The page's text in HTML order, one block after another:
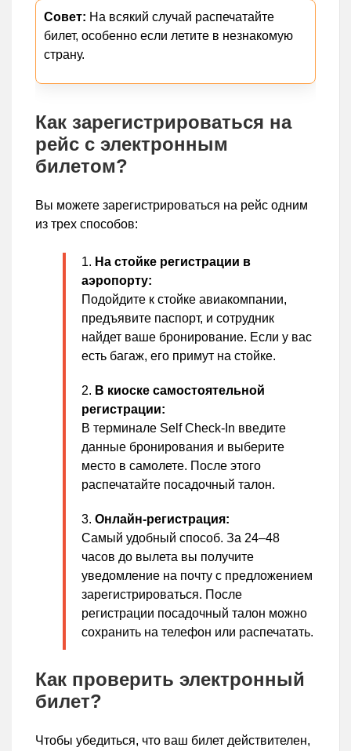
Совет: На всякий случай распечатайте
билет, особенно если летите в незнакомую
страну.
Как зарегистрироваться на
рейс с электронным
билетом?
Вы можете зарегистрироваться на рейс одним
из трех способов:
На стойке регистрации в
аэропорту:
Подойдите к стойке авиакомпании,
предъявите паспорт, и сотрудник
найдет ваше бронирование. Если у вас
есть багаж, его примут на стойке.
В киоске самостоятельной
регистрации:
В терминале Self Check-In введите
данные бронирования и выберите
место в самолете. После этого
распечатайте посадочный талон.
Онлайн-регистрация:
Самый удобный способ. За 24–48
часов до вылета вы получите
уведомление на почту с предложением
зарегистрироваться. После
регистрации посадочный талон можно
сохранить на телефон или распечатать.
Как проверить электронный
билет?
Чтобы убедиться, что ваш билет действителен,